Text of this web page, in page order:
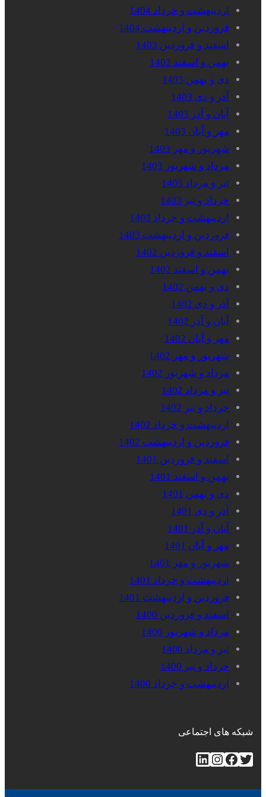
اردیبهشت و خرداد 1404
فروردین و اردیبهشت 1404
اسفند و فروردین 1403
بهمن و اسفند 1403
دی و بهمن 1403
آذر و دی 1403
آبان و آذر 1403
مهر و آبان 1403
شهریور و مهر 1403
مرداد و شهریور 1403
تیر و مرداد 1403
خرداد و تیر 1403
اردیبهشت و خرداد 1403
فروردین و اردیبهشت 1403
اسفند و فروردین 1402
بهمن و اسفند 1402
دی و بهمن 1402
آذر و دی 1402
آبان و آذر 1402
مهر و آبان 1402
شهریور و مهر 1402
مرداد و شهریور 1402
تیر و مرداد 1402
خرداد و تیر 1402
اردیبهشت و خرداد 1402
فروردین و اردیبهشت 1402
اسفند و فروردین 1401
بهمن و اسفند 1401
دی و بهمن 1401
آذر و دی 1401
آبان و آذر 1401
مهر و آبان 1401
شهریور و مهر 1401
اردیبهشت و خرداد 1401
فروردین و اردیبهشت 1401
اسفند و فروردین 1400
مرداد و شهریور 1400
تیر و مرداد 1400
خرداد و تیر 1400
اردیبهشت و خرداد 1400
شبکه های اجتماعی
توییتر فیس‌بوکاینستاگرم لینکداین